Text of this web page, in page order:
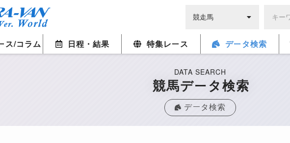
ス/コラム 日程・結果 特集レース データ検索
DATA SEARCH
競馬データ検索
データ検索